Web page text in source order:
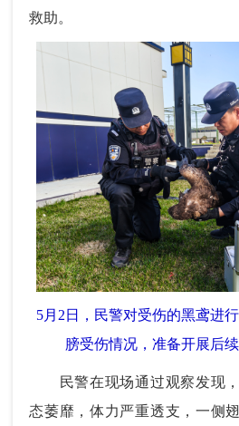
救助。
5月2日，民警对受伤的黑鸢进
膀受伤情况，准备开展后
民警在现场通过观察发现，
态萎靡，体力严重透支，一侧